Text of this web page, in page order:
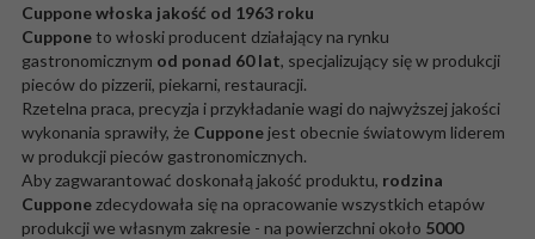
Cuppone włoska jakość od 1963 roku
Cuppone to włoski producent działający na rynku
gastronomicznym od ponad 60 lat, specjalizujący się w produkcji
pieców do pizzerii, piekarni, restauracji.
Rzetelna praca, precyzja i przykładanie wagi do najwyższej jakości
wykonania sprawiły, że Cuppone jest obecnie światowym liderem
w produkcji pieców gastronomicznych.
Aby zagwarantować doskonałą jakość produktu, rodzina
Cupponezdecydowała się na opracowanie wszystkich etapów
produkcji we własnym zakresie - na powierzchni około 5000